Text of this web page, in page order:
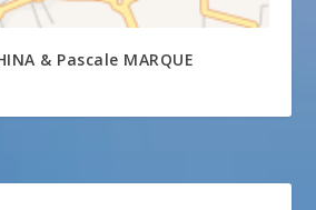
& Pascale MARQUE